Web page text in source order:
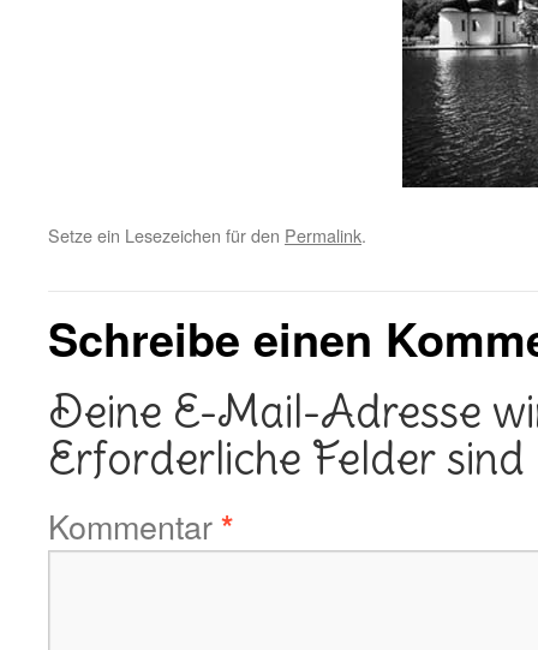
Setze ein Lesezeichen für den Permalink.
Schreibe einen
Deine E-Mail-Adresse
Erforderliche Felder
Kommentar*